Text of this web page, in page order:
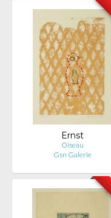
Ernst
Oiseau
Gsn Galerie